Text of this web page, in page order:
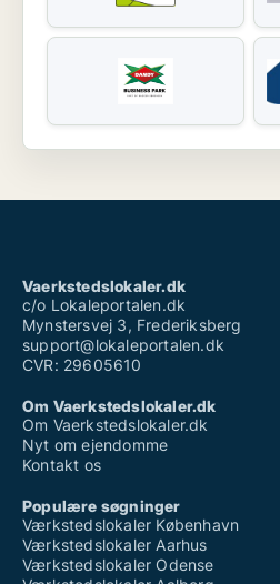
Vaerkstedslokaler.dk
c/o Lokaleportalen.dk
Mynstersvej 3, Frederiksberg
support@lokaleportalen.dk
CVR: 29605610
Om Vaerkstedslokaler.dk
Om Vaerkstedslokaler.dk
Nyt om ejendomme
Kontakt os
Populære søgninger
Værkstedslokaler København
Værkstedslokaler Aarhus
Værkstedslokaler Odense